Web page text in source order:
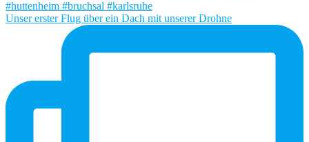
Unser erster Flug über ein Dach mit unserer Drohne